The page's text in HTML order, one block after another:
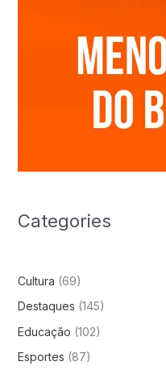
Categories
Cultura (69)
Destaques (145)
Educação (102)
Esportes (87)